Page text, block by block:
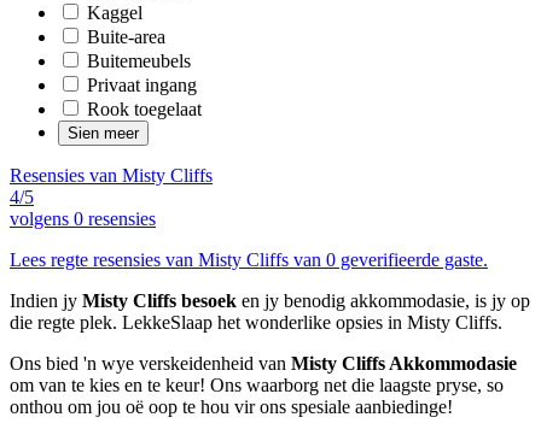
Kaggel
Buite-area
Buitemeubels
Privaat ingang
Rook toegelaat
Sien meer
Resensies van Misty Cliffs
4/5
volgens 0 resensies
Lees regte resensies van Misty Cliffs van 0 geverifieerde gaste.
Indien jy Misty Cliffs besoek en jy benodig akkommodasie, is jy op
die regte plek. LekkeSlaap het wonderlike opsies in Misty Cliffs.
Ons bied 'n wye verskeidenheid van Misty Cliffs Akkommodasie
om van te kies en te keur! Ons waarborg net die laagste pryse, so
onthou om jou oë oop te hou vir ons spesiale aanbiedinge!